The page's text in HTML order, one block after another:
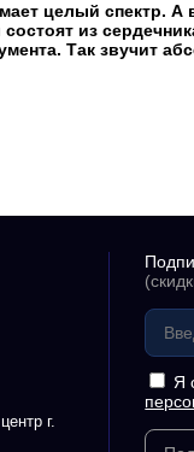
целый спектр. А
из
Так звучит
г.
Я